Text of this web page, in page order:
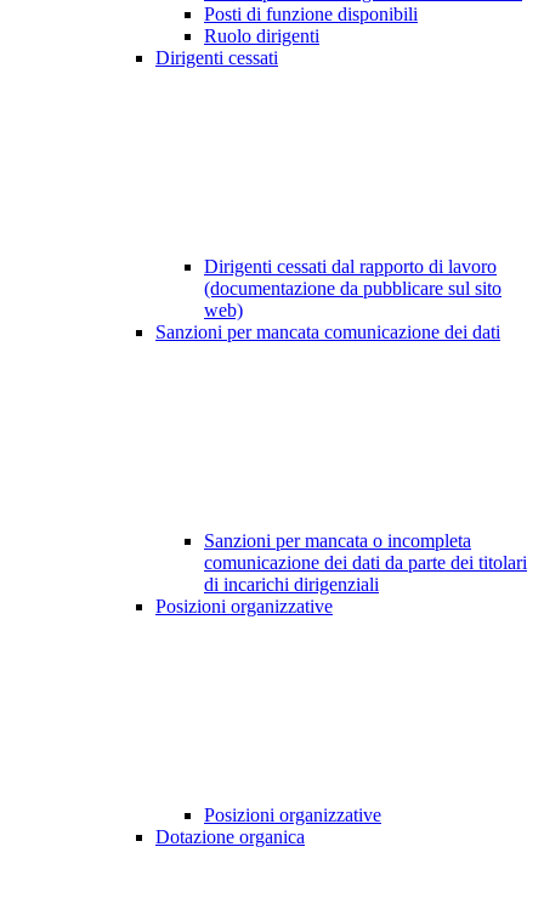
Posti di funzione disponibili
Ruolo dirigenti
Dirigenti cessati
Dirigenti cessati dal rapporto di lavoro
(documentazione da pubblicare sul sito
web)
Sanzioni per mancata comunicazione dei dati
Sanzioni per mancata o incompleta
comunicazione dei dati da parte dei titolari
di incarichi dirigenziali
Posizioni organizzative
Posizioni organizzative
Dotazione organica